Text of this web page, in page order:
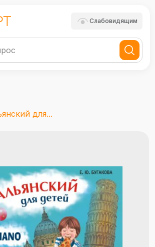
Слабовидящим
для...